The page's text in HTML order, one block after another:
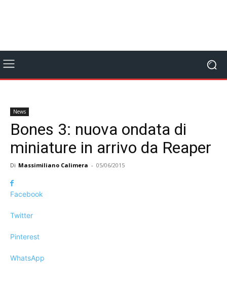
News
Bones 3: nuova ondata di
miniature in arrivo da Reaper
Di Massimiliano Calimera - 05/06/2015
Facebook
Twitter
Pinterest
WhatsApp